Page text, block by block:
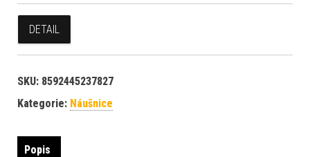
DETAIL
SKU: 8592445237827
Kategorie: Náušnice
Popis